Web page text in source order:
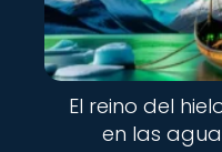
El reino del
en las